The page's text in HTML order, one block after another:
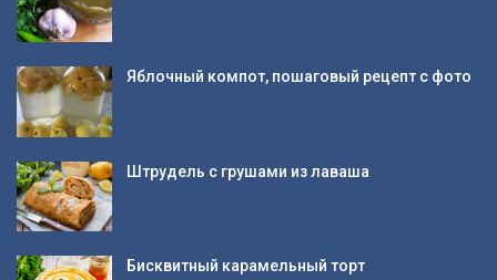
Яблочный компот, пошаговый рецепт с фото
Штрудель с грушами из лаваша
Бисквитный карамельный торт